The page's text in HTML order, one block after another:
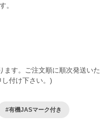
。
す。ご注文順に順次発送いた
付け下さい。)
#有機JASマーク付き